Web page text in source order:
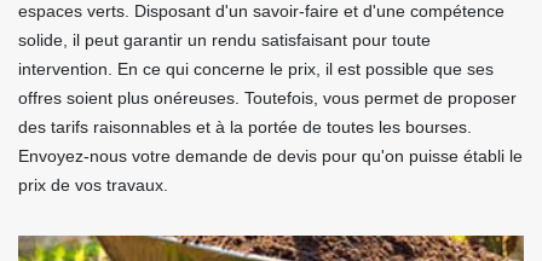
espaces verts. Disposant d'un savoir-faire et d'une compétence
solide, il peut garantir un rendu satisfaisant pour toute
intervention. En ce qui concerne le prix, il est possible que ses
offres soient plus onéreuses. Toutefois, vous permet de proposer
des tarifs raisonnables et à la portée de toutes les bourses.
Envoyez-nous votre demande de devis pour qu'on puisse établi le
prix de vos travaux.